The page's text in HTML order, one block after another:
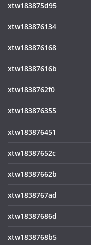
xtw183875d95
xtw183876134
xtw183876168
xtw18387616b
xtw1838762f0
xtw183876355
xtw183876451
xtw18387652c
xtw18387662b
xtw1838767ad
xtw18387686d
xtw1838768b5